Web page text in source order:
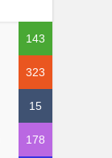
143
323
15
178